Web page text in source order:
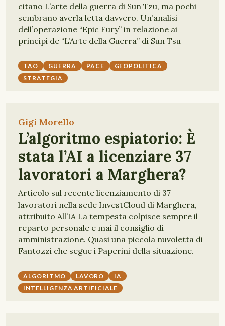
citano L’arte della guerra di Sun Tzu, ma pochi
sembrano averla letta davvero. Un’analisi
dell’operazione “Epic Fury” in relazione ai
principi de “L’Arte della Guerra” di Sun Tsu
TAO GUERRA PACE
GEOPOLITICA
STRATEGIA
Gigi Morello
L’algoritmo espiatorio: È
stata l’AI a licenziare 37
lavoratori a Marghera?
Articolo sul recente licenziamento di 37
lavoratori nella sede InvestCloud di Marghera,
attribuito All’IA La tempesta colpisce sempre il
reparto personale e mai il consiglio di
amministrazione. Quasi una piccola nuvoletta di
Fantozzi che segue i Paperini della situazione.
ALGORITMO LAVORO
IA
INTELLIGENZA ARTIFICIALE